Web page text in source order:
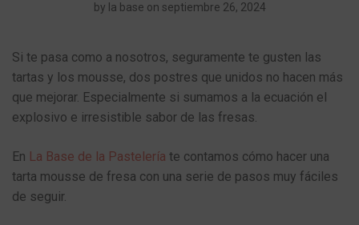
by la base on septiembre 26, 2024
Si te pasa como a nosotros, seguramente te gusten las
tartas y los mousse, dos postres que unidos no hacen más
que mejorar. Especialmente si sumamos a la ecuación el
explosivo e irresistible sabor de las fresas.
En La Base de la Pastelería te contamos cómo hacer una
tarta mousse de fresa con una serie de pasos muy fáciles
de seguir.